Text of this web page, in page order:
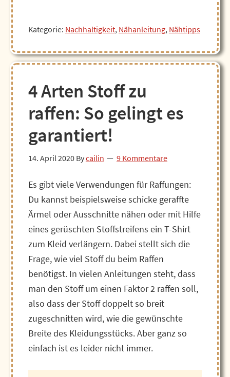
zum
Kategorie: Nachhaltigkeit, Nähanleitung, Nähtipps
4 Arten Stoff zu
raffen: So gelingt es
garantiert!
14. April 2020Bycailin 9 Kommentare
Es gibt viele Verwendungen für Raffungen:
Du kannst beispielsweise schicke geraffte
Ärmel oder Ausschnitte nähen oder mit Hilfe
eines gerüschten Stoffstreifens ein T-Shirt
zum Kleid verlängern. Dabei stellt sich die
Frage, wie viel Stoff du beim Raffen
benötigst. In vielen Anleitungen steht, dass
man den Stoff um einen Faktor 2 raffen soll,
also dass der Stoff doppelt so breit
zugeschnitten wird, wie die gewünschte
Breite des Kleidungsstücks. Aber ganz so
einfach ist es leider nicht immer.